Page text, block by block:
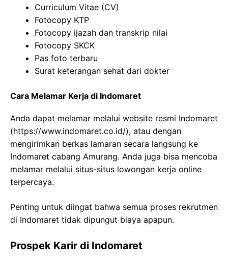
Curriculum Vitae (CV)
Fotocopy KTP
Fotocopy ijazah dan transkrip nilai
Fotocopy SKCK
Pas foto terbaru
Surat keterangan sehat dari dokter
Cara Melamar Kerja di Indomaret
Anda dapat melamar melalui website resmi Indomaret
(https://www.indomaret.co.id/), atau dengan
mengirimkan berkas lamaran secara langsung ke
Indomaret cabang Amurang. Anda juga bisa mencoba
melamar melalui situs-situs lowongan kerja online
terpercaya.
Penting untuk diingat bahwa semua proses rekrutmen
di Indomaret tidak dipungut biaya apapun.
Prospek Karir di Indomaret